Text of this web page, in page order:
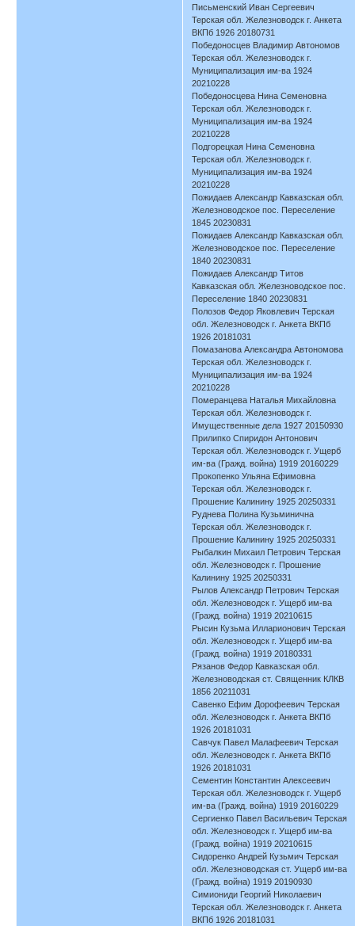
Письменский Иван Сергеевич
Терская обл. Железноводск г. Анкета
ВКПб 1926 20180731
Победоносцев Владимир Автономов
Терская обл. Железноводск г.
Муниципализация им-ва 1924
20210228
Победоносцева Нина Семеновна
Терская обл. Железноводск г.
Муниципализация им-ва 1924
20210228
Подгорецкая Нина Семеновна
Терская обл. Железноводск г.
Муниципализация им-ва 1924
20210228
Пожидаев Александр Кавказская обл.
Железноводское пос. Переселение
1845 20230831
Пожидаев Александр Кавказская обл.
Железноводское пос. Переселение
1840 20230831
Пожидаев Александр Титов
Кавказская обл. Железноводское пос.
Переселение 1840 20230831
Полозов Федор Яковлевич Терская
обл. Железноводск г. Анкета ВКПб
1926 20181031
Помазанова Александра Автономова
Терская обл. Железноводск г.
Муниципализация им-ва 1924
20210228
Померанцева Наталья Михайловна
Терская обл. Железноводск г.
Имущественные дела 1927 20150930
Прилипко Спиридон Антонович
Терская обл. Железноводск г. Ущерб
им-ва (Гражд. война) 1919 20160229
Прокопенко Ульяна Ефимовна
Терская обл. Железноводск г.
Прошение Калинину 1925 20250331
Руднева Полина Кузьминична
Терская обл. Железноводск г.
Прошение Калинину 1925 20250331
Рыбалкин Михаил Петрович Терская
обл. Железноводск г. Прошение
Калинину 1925 20250331
Рылов Александр Петрович Терская
обл. Железноводск г. Ущерб им-ва
(Гражд. война) 1919 20210615
Рысин Кузьма Илларионович Терская
обл. Железноводск г. Ущерб им-ва
(Гражд. война) 1919 20180331
Рязанов Федор Кавказская обл.
Железноводская ст. Священник КЛКВ
1856 20211031
Савенко Ефим Дорофеевич Терская
обл. Железноводск г. Анкета ВКПб
1926 20181031
Савчук Павел Малафеевич Терская
обл. Железноводск г. Анкета ВКПб
1926 20181031
Сементин Константин Алексеевич
Терская обл. Железноводск г. Ущерб
им-ва (Гражд. война) 1919 20160229
Сергиенко Павел Васильевич Терская
обл. Железноводск г. Ущерб им-ва
(Гражд. война) 1919 20210615
Сидоренко Андрей Кузьмич Терская
обл. Железноводская ст. Ущерб им-ва
(Гражд. война) 1919 20190930
Симиониди Георгий Николаевич
Терская обл. Железноводск г. Анкета
ВКПб 1926 20181031